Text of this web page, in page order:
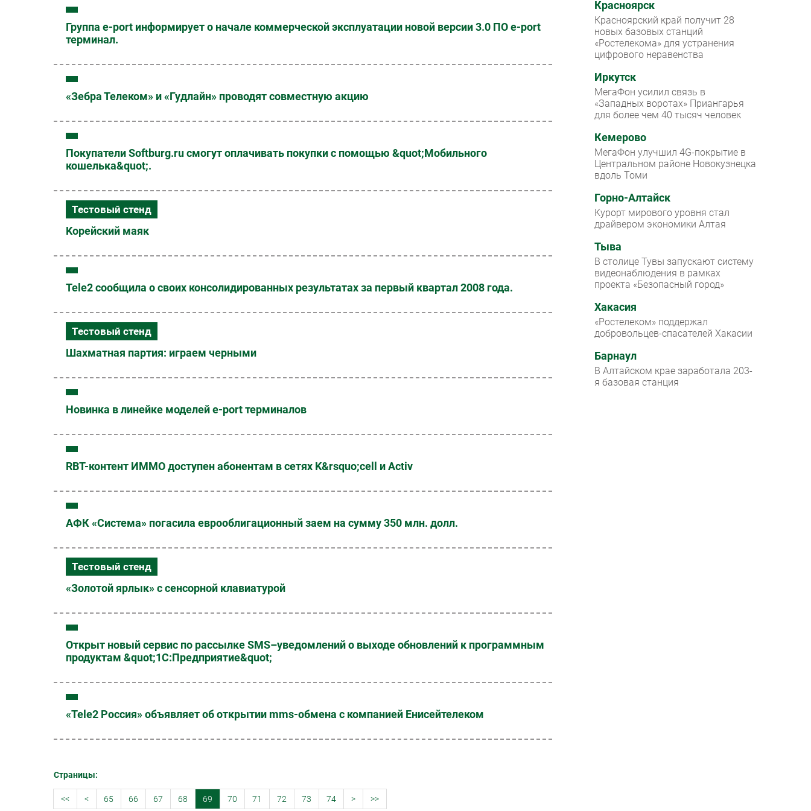
Группа e-port информирует о начале коммерческой эксплуатации новой версии 3.0 ПО e-port
терминал.
«Зебра Телеком» и «Гудлайн» проводят совместную акцию
Покупатели Softburg.ru смогут оплачивать покупки с помощью &quot;Мобильного
кошелька&quot;.
Тестовый стенд
Kорейский маяк
Tele2 сообщила о своих консолидированных результатах за первый квартал 2008 года.
Тестовый стенд
Шахматная партия: играем черными
Новинка в линейке моделей e-port терминалов
RBT-контент ИММО доступен абонентам в сетях K&rsquo;cell и Activ
АФК «Система» погасила еврооблигационный заем на сумму 350 млн. долл.
Тестовый стенд
«Золотой ярлык» с сенсорной клавиатурой
Открыт новый сервис по рассылке SMS–уведомлений о выходе обновлений к программным
продуктам &quot;1С:Предприятие&quot;
«Tele2 Россия» объявляет об открытии mms-обмена с компанией Енисейтелеком
Страницы:
<< < 65 66 67 68 69 70 71 72 73 74 > >>
Красноярск
Красноярский край получит 28
новых базовых станций
«Ростелекома» для устранения
цифрового неравенства
Иркутск
МегаФон усилил связь в
«Западных воротах» Приангарья
для более чем 40 тысяч человек
Кемерово
МегаФон улучшил 4G-покрытие в
Центральном районе Новокузнецка
вдоль Томи
Горно-Алтайск
Курорт мирового уровня стал
драйвером экономики Алтая
Тыва
В столице Тувы запускают систему
видеонаблюдения в рамках
проекта «Безопасный город»
Хакасия
«Ростелеком» поддержал
добровольцев-спасателей Хакасии
Барнаул
В Алтайском крае заработала 203-
я базовая станция